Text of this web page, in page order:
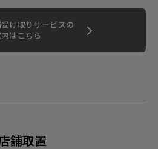
け取りサービスの
はこちら
舗取置